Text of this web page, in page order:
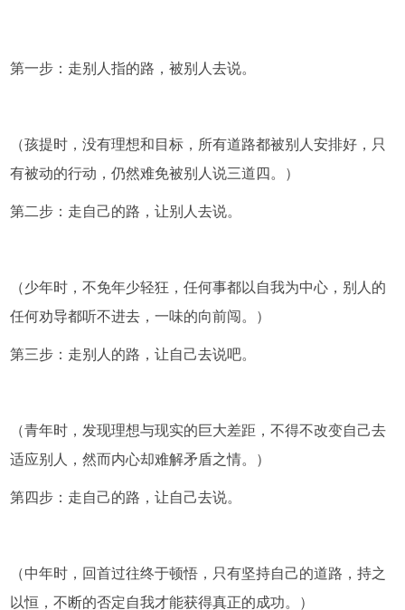
第一步：走别人指的路，被别人去说。
（孩提时，没有理想和目标，所有道路都被别人安排好，只
有被动的行动，仍然难免被别人说三道四。）
第二步：走自己的路，让别人去说。
（少年时，不免年少轻狂，任何事都以自我为中心，别人的
任何劝导都听不进去，一味的向前闯。）
第三步：走别人的路，让自己去说吧。
（青年时，发现理想与现实的巨大差距，不得不改变自己去
适应别人，然而内心却难解矛盾之情。）
第四步：走自己的路，让自己去说。
（中年时，回首过往终于顿悟，只有坚持自己的道路，持之
以恒，不断的否定自我才能获得真正的成功。）